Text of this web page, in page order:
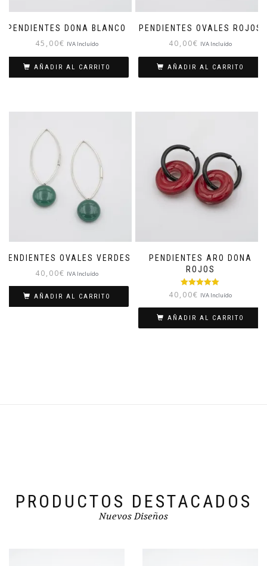
PENDIENTES DONA BLANCO
45,00€ IVA Incluído
AÑADIR AL CARRITO
PENDIENTES OVALES ROJOS
40,00€ IVA Incluído
AÑADIR AL CARRITO
PENDIENTES OVALES VERDES
40,00€ IVA Incluído
AÑADIR AL CARRITO
PENDIENTES ARO DONA
ROJOS
Valorado con
5.00 de 5
40,00€ IVA Incluído
AÑADIR AL CARRITO
PRODUCTOS DESTACADOS
Nuevos Diseños